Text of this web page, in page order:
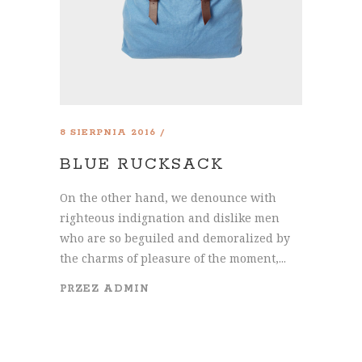
8 SIERPNIA 2016
BLUE RUCKSACK
On the other hand, we denounce with
righteous indignation and dislike men
who are so beguiled and demoralized by
the charms of pleasure of the moment,...
PRZEZ ADMIN